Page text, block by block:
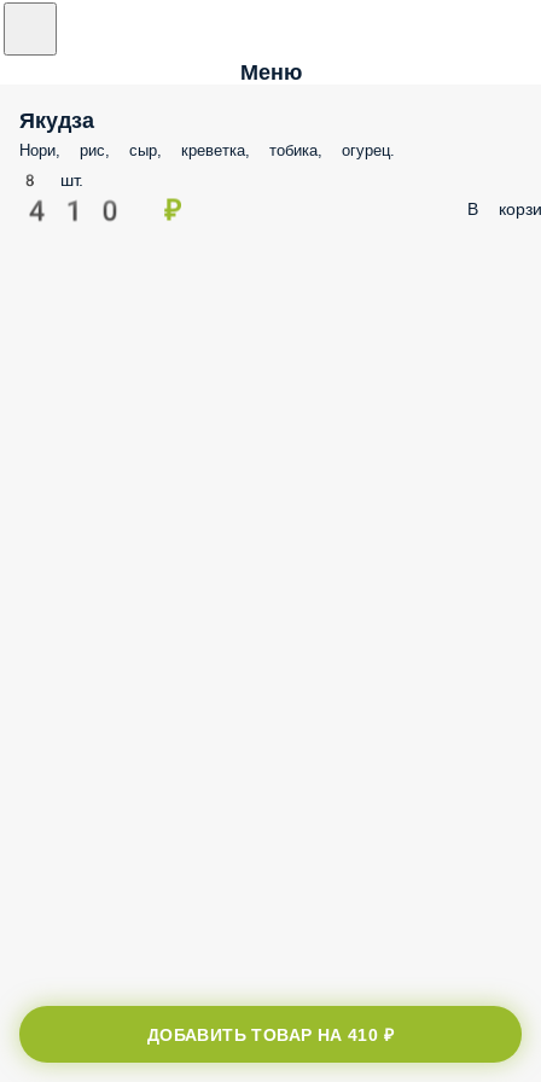
Меню
Якудза
Нори, рис, сыр, креветка, тобика, огурец.
8 шт.
410 ₽ В
ДОБАВИТЬ ТОВАР НА410 ₽